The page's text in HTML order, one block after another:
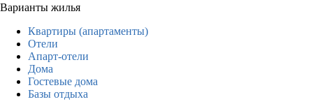
Варианты жилья
Квартиры (апартаменты)
Отели
Апарт-отели
Дома
Гостевые дома
Базы отдыха